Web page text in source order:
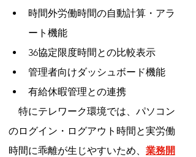
時間外労働時間の自動計算・アラ
ート機能
36協定限度時間との比較表示
管理者向けダッシュボード機能
有給休暇管理との連携
特にテレワーク環境では、パソコン
のログイン・ログアウト時間と実労働
時間に乖離が生じやすいため、 業務開